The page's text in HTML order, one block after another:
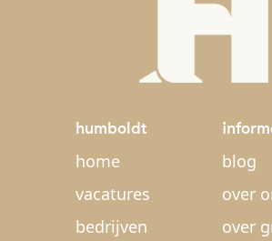
humboldt
home
vacatures
bedrijven
blog
over
over